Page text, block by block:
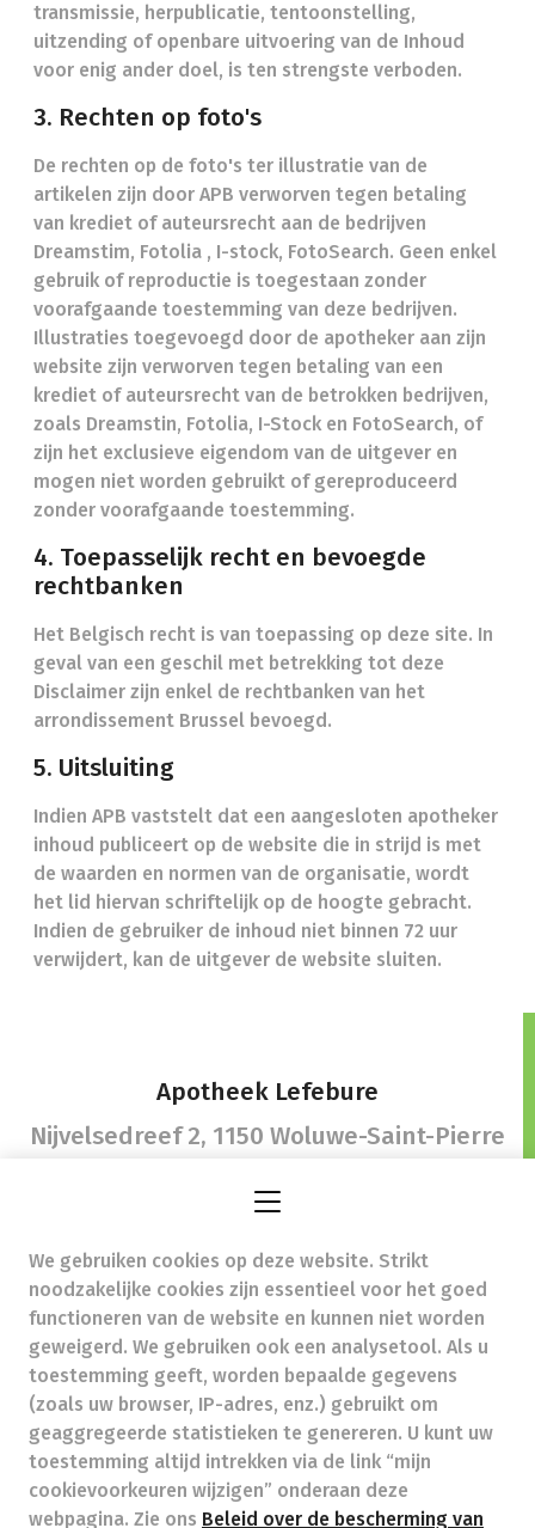
transmissie, herpublicatie, tentoonstelling,
uitzending of openbare uitvoering van de Inhoud
voor enig ander doel, is ten strengste verboden.
3. Rechten op foto's
De rechten op de foto's ter illustratie van de
artikelen zijn door APB verworven tegen betaling
van krediet of auteursrecht aan de bedrijven
Dreamstim, Fotolia , I-stock, FotoSearch. Geen enkel
gebruik of reproductie is toegestaan zonder
voorafgaande toestemming van deze bedrijven.
Illustraties toegevoegd door de apotheker aan zijn
website zijn verworven tegen betaling van een
krediet of auteursrecht van de betrokken bedrijven,
zoals Dreamstin, Fotolia, I-Stock en FotoSearch, of
zijn het exclusieve eigendom van de uitgever en
mogen niet worden gebruikt of gereproduceerd
zonder voorafgaande toestemming.
4. Toepasselijk recht en bevoegde
rechtbanken
Het Belgisch recht is van toepassing op deze site. In
geval van een geschil met betrekking tot deze
Disclaimer zijn enkel de rechtbanken van het
arrondissement Brussel bevoegd.
5. Uitsluiting
Indien APB vaststelt dat een aangesloten apotheker
inhoud publiceert op de website die in strijd is met
de waarden en normen van de organisatie, wordt
het lid hiervan schriftelijk op de hoogte gebracht.
Indien de gebruiker de inhoud niet binnen 72 uur
verwijdert, kan de uitgever de website sluiten.
Apotheek Lefebure
Nijvelsedreef 2, 1150 Woluwe-Saint-Pierre
info@pharma-lefebure.be - Ondernemingsnummer
(BTW nr.) (BE)0827755141
Beroepstitel: Apotheker werkzaam in België
Beroepsvereniging: Algemene Pharmaceutische
Bond autorisatienummer FAGG 214210
Valt onder toezicht van de Orde der Apothekers,
02/537.42.67, Henri Jasparlaan 94 1060 Brussel
Deontologie:
Code van de farmaceutische plichtenleer
Tarieven terugbetaalde zorg
We gebruiken cookies op deze website. Strikt
noodzakelijke cookies zijn essentieel voor het goed
functioneren van de website en kunnen niet worden
geweigerd. We gebruiken ook een analysetool. Als u
toestemming geeft, worden bepaalde gegevens
(zoals uw browser, IP-adres, enz.) gebruikt om
geaggregeerde statistieken te genereren. U kunt uw
toestemming altijd intrekken via de link “mijn
cookievoorkeuren wijzigen” onderaan deze
webpagina. Zie ons Beleid over de bescherming van